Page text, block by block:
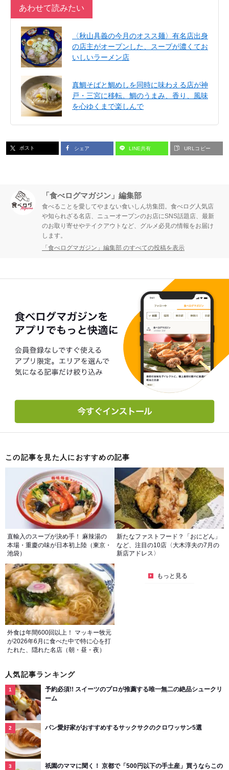
あわせて読みたい
〈秋山具義の今月のオスス麺〉有名店出身
の店主がオープンした、スープが濃くてお
いしいラーメン店
真鯛そばと鯛めしを同時に味わえる店が神
戸・三宮に移転。鯛のうまみ、香り、風味
を心ゆくまで楽しんで
ポスト シェア LINE共有 URLコピー
「食べログマガジン」編集部
食べることを愛してやまない食いしん坊集団。食べログ人気店
や知られざる名店、ニューオープンのお店にSNS話題店、最新
のお取り寄せやテイクアウトなど、グルメ必見の情報をお届け
します。
「食べログマガジン」編集部 のすべての投稿を表示
この記事を見た人におすすめの記事
直輸入のスープが決め手！ 麻辣湯の
本場・重慶の味が日本初上陸（東京・
池袋）
新たなファストフード？「おにどん」
など、注目の10店〈大木淳夫の7月の
新店アドレス〉
外食は年間600回以上！ マッキー牧元
が2026年6月に食べた中で特に心を打
たれた、隠れた名店（朝・昼・夜）
もっと見る
人気記事ランキング
予約必須!! スイーツのプロが推薦する唯一無二の絶品シュークリ
ーム
パン愛好家がおすすめするサックサクのクロワッサン5選
祇園のママに聞く！ 京都で「500円以下の手土産」買うならこの